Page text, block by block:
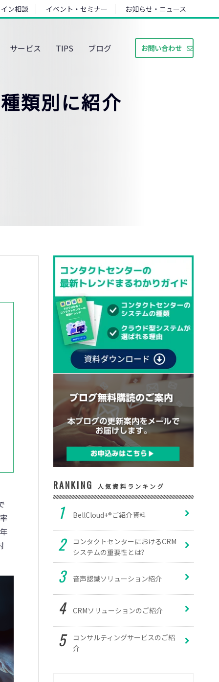
ン相談 イベント・セミナー お知らせ・ニュース
サービス TIPS ブログ お問い合わせ
類別に紹介
RANKING 人気資料ランキング
BellCloud+®ご紹介資料
コンタクトセンターにおけるCRM
システムの重要性とは?
音声認識ソリューション紹介
CRMソリューションのご紹介
コンサルティングサービスのご紹
介